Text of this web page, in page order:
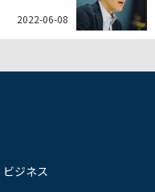
2022-06-08
ビジネス